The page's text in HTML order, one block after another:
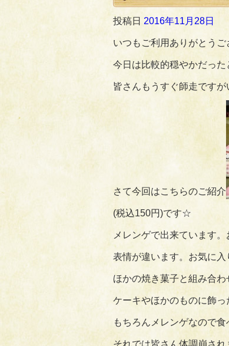
投稿日 2016年11月28日
いつもご利用ありがとう
今日は比較的穏やかだった
皆さんもうすぐ師走ですが
さて今回はこちらのご紹介
(税込150円)です☆
メレンゲで出来ています
表情が違います。お気に
ほかの焼き菓子と組み合わ
ケーキやほかのものに飾っ
もちろんメレンゲなので
それでは皆さん体調崩され